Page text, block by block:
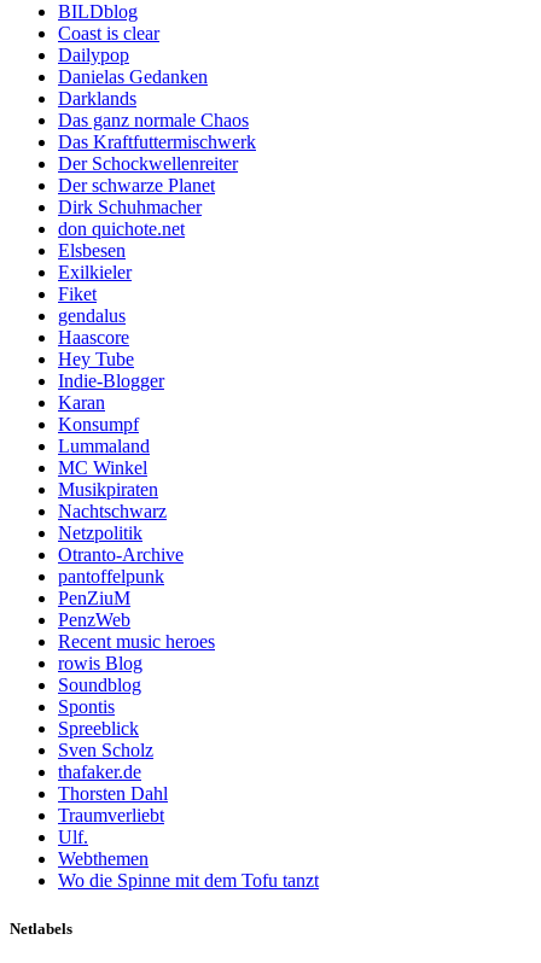
BILDblog
Coast is clear
Dailypop
Danielas Gedanken
Darklands
Das ganz normale Chaos
Das Kraftfuttermischwerk
Der Schockwellenreiter
Der schwarze Planet
Dirk Schuhmacher
don quichote.net
Elsbesen
Exilkieler
Fiket
gendalus
Haascore
Hey Tube
Indie-Blogger
Karan
Konsumpf
Lummaland
MC Winkel
Musikpiraten
Nachtschwarz
Netzpolitik
Otranto-Archive
pantoffelpunk
PenZiuM
PenzWeb
Recent music heroes
rowis Blog
Soundblog
Spontis
Spreeblick
Sven Scholz
thafaker.de
Thorsten Dahl
Traumverliebt
Ulf.
Webthemen
Wo die Spinne mit dem Tofu tanzt
Netlabels